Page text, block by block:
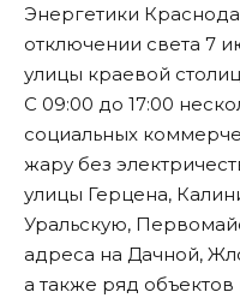
Энергетики
отключении света 7
улицы краевой
С 09:00 до 17:00
социальных
жару без
улицы Герцена,
Уральскую,
адреса на Дачной,
а также ряд